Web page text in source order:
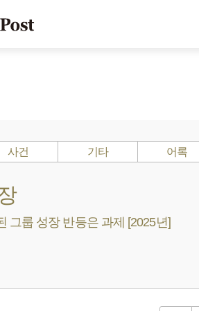
사건 기타 어록
그룹 성장 반등은 과제 [2025년]